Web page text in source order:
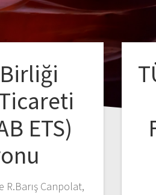
ETS)
R.Barış Canpolat,